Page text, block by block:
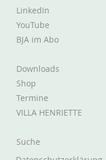
LinkedIn
YouTube
BJA im Abo
Downloads
Shop
Termine
VILLA HENRIETTE
Suche